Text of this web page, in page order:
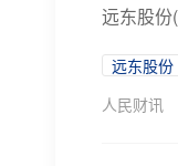
远东股
远东股份
人民财讯